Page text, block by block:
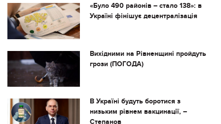
«Було 490 районів – стало 138»: в
Україні фінішує децентралізація
Вихідними на Рівненщині пройдуть
грози (ПОГОДА)
В Україні будуть боротися з
низьким рівнем вакцинації, –
Степанов